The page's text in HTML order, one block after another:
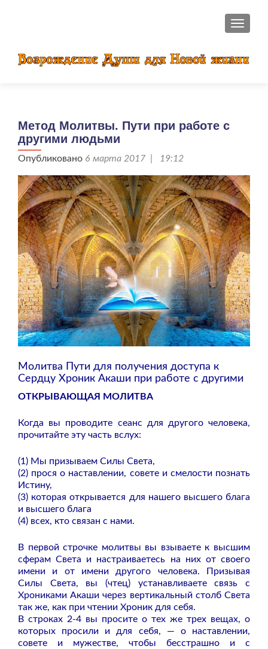
Метод Молитвы. Пути при работе с
другими людьми
Опубликовано 6 марта 2017 | 19:12
Молитва Пути для получения доступа к
Сердцу Хроник Акаши при работе с другими
ОТКРЫВАЮЩАЯ МОЛИТВА
Когда вы проводите сеанс для другого человека,
прочитайте эту часть вслух:
(1) Мы призываем Силы Света,
(2) прося о наставлении, совете и смелости познать
Истину,
(3) которая открывается для нашего высшего блага
и высшего блага
(4) всех, кто связан с нами.
В первой строчке молитвы вы взываете к высшим
сферам Света и настраиваетесь на них от своего
имени и от имени другого человека. Призывая
Силы Света, вы (чтец) устанавливаете связь с
Хрониками Акаши через вертикальный столб Света
так же, как при чтении Хроник для себя.
В строках 2-4 вы просите о тех же трех вещах, о
которых просили и для себя, — о наставлении,
совете и мужестве, чтобы бесстрашно и с